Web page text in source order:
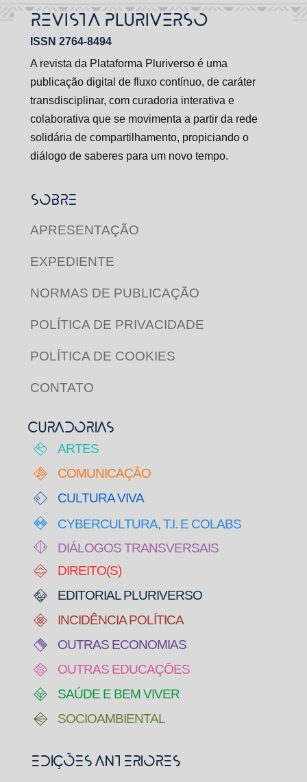
REVISTA PLURIVERSO
ISSN 2764-8494
A revista da Plataforma Pluriverso é uma
publicação digital de fluxo contínuo, de caráter
transdisciplinar, com curadoria interativa e
colaborativa que se movimenta a partir da rede
solidária de compartilhamento, propiciando o
diálogo de saberes para um novo tempo.
SOBRE
APRESENTAÇÃO
EXPEDIENTE
NORMAS DE PUBLICAÇÃO
POLÍTICA DE PRIVACIDADE
POLÍTICA DE COOKIES
CONTATO
CURADORIAS
ARTES
COMUNICAÇÃO
CULTURA VIVA
CYBERCULTURA, T.I. E COLABS
DIÁLOGOS TRANSVERSAIS
DIREITO(S)
EDITORIAL PLURIVERSO
INCIDÊNCIA POLÍTICA
OUTRAS ECONOMIAS
OUTRAS EDUCAÇÕES
SAÚDE E BEM VIVER
SOCIOAMBIENTAL
Edições Anteriores